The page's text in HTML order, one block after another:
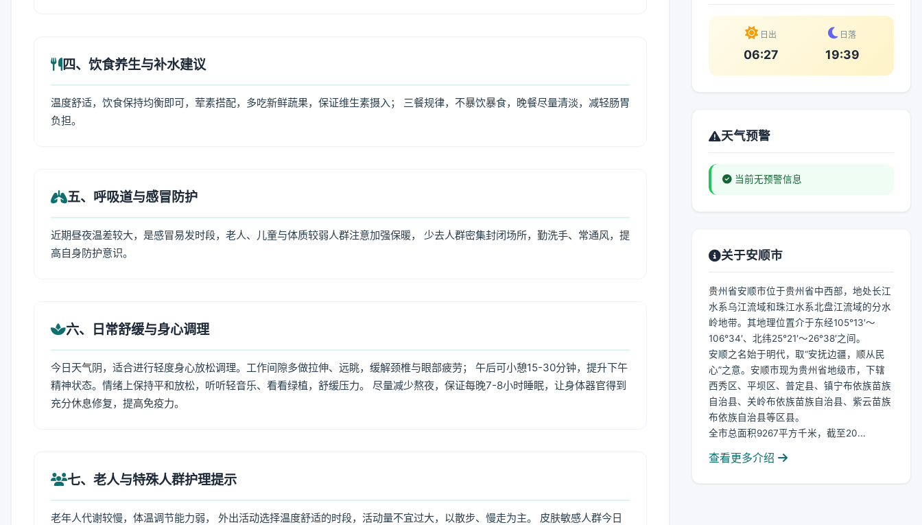
四、饮食养生与补水建议
温度舒适，饮食保持均衡即可，荤素搭配，多吃新鲜蔬果，保证维生素摄入； 三餐规律，不暴饮暴食，晚餐尽量清淡，减轻肠胃
负担。
五、呼吸道与感冒防护
近期昼夜温差较大，是感冒易发时段，老人、儿童与体质较弱人群注意加强保暖， 少去人群密集封闭场所，勤洗手、常通风，提
高自身防护意识。
六、日常舒缓与身心调理
今日天气阴，适合进行轻度身心放松调理。工作间隙多做拉伸、远眺，缓解颈椎与眼部疲劳； 午后可小憩15-30分钟，提升下午
精神状态。情绪上保持平和放松，听听轻音乐、看看绿植，舒缓压力。 尽量减少熬夜，保证每晚7-8小时睡眠，让身体器官得到
充分休息修复，提高免疫力。
七、老人与特殊人群护理提示
老年人代谢较慢，体温调节能力弱， 外出活动选择温度舒适的时段，活动量不宜过大，以散步、慢走为主。 皮肤敏感人群今日
日出
06:27
日落
19:39
天气预警
当前无预警信息
关于安顺市
贵州省安顺市位于贵州省中西部，地处长江
水系乌江流域和珠江水系北盘江流域的分水
岭地带。其地理位置介于东经105°13′～
106°34′、北纬25°21′～26°38′之间。
安顺之名始于明代，取“安抚边疆，顺从民
心”之意。安顺市现为贵州省地级市，下辖
西秀区、平坝区、普定县、镇宁布依族苗族
自治县、关岭布依族苗族自治县、紫云苗族
布依族自治县等区县。
全市总面积9267平方千米，截至20...
查看更多介绍